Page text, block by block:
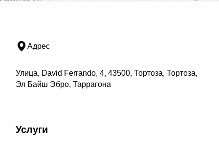
Адрес
Улица, David Ferrando, 4, 43500, Тортоза, Тортоза,
Эл Байш Эбро, Таррагона
Услуги